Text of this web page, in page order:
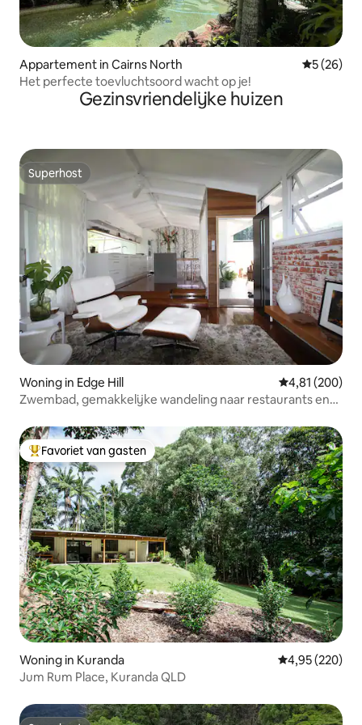
Appartement in Cairns North
5 (26)
Het perfecte toevluchtsoord wacht op je!
Gezinsvriendelijke huizen
Superhost
Superhost
Woning in Edge Hill Gemiddelde
4,81 (200)
Zwembad, gemakkelijke wandeling naar restaurants en
Topfavoriet van gasten
Favoriet van gasten
Woning in Kuranda Gemiddelde
4,95 (220)
Jum Rum Place, Kuranda QLD